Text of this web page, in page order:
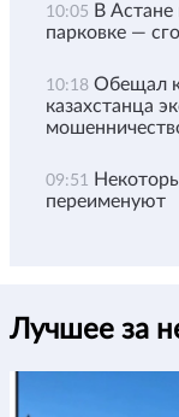
10:05 В
парковке —
10:18 Обещал
казахстанца
09:51
переименуют
Лучшее за